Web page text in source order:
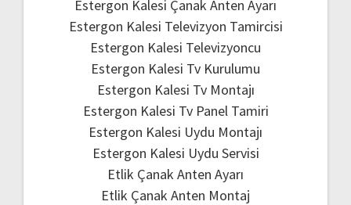
Estergon Kalesi Çanak Anten Ayarı
Estergon Kalesi Televizyon Tamircisi
Estergon Kalesi Televizyoncu
Estergon Kalesi Tv Kurulumu
Estergon Kalesi Tv Montajı
Estergon Kalesi Tv Panel Tamiri
Estergon Kalesi Uydu Montajı
Estergon Kalesi Uydu Servisi
Etlik Çanak Anten Ayarı
Etlik Çanak Anten Montaj